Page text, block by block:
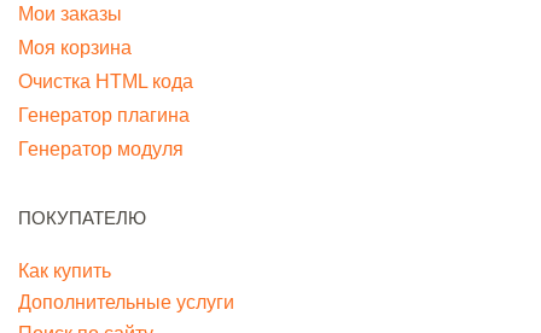
Мои заказы
Моя корзина
Очистка HTML кода
Генератор плагина
Генератор модуля
ПОКУПАТЕЛЮ
Как купить
Дополнительные услуги